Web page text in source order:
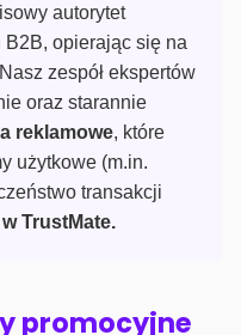
autorytet
opierając się na
zespół ekspertów
oraz starannie
reklamowe, które
użytkowe (m.in.
transakcji
w TrustMate.
promocyjne